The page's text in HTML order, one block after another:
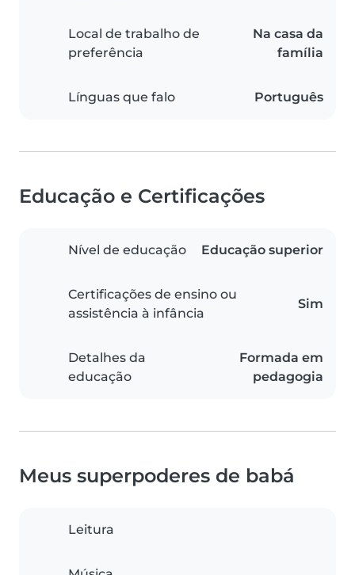
Local de trabalho de
preferência
Na casa da
família
Línguas que falo Português
Educação e Certificações
Nível de educação Educação superior
Certificações de ensino ou
assistência à infância
Sim
Detalhes da
educação
Formada em
pedagogia
Meus superpoderes de babá
Leitura